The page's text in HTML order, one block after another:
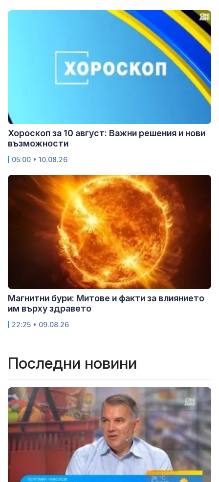
Хороскоп за 10 август: Важни решения и нови
възможности
05:00 • 10.08.26
Магнитни бури: Митове и факти за влиянието
им върху здравето
22:25 • 09.08.26
Последни новини